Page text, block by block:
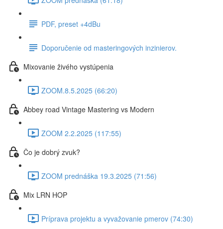
PDF, preset +4dBu
Doporučenie od masteringových inzinierov.
Mixovanie živého vystúpenia
ZOOM.8.5.2025 (66:20)
Abbey road Vintage Mastering vs Modern
ZOOM 2.2.2025 (117:55)
Čo je dobrý zvuk?
ZOOM prednáška 19.3.2025 (71:56)
Mix LRN HOP
Príprava projektu a vyvažovanie pmerov (74:30)